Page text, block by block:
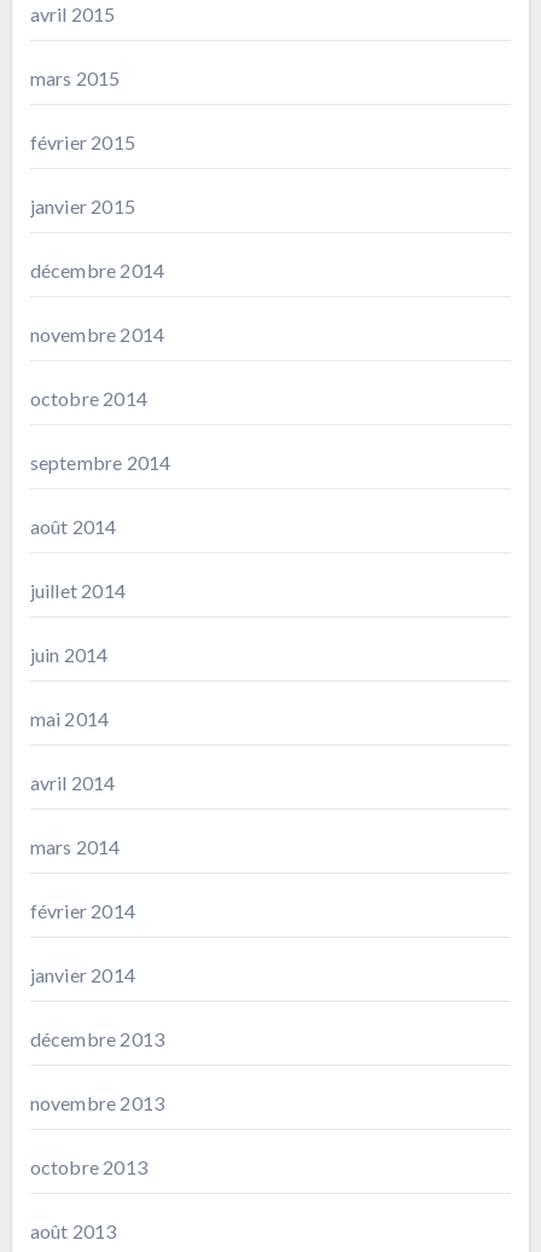
avril 2015
mars 2015
février 2015
janvier 2015
décembre 2014
novembre 2014
octobre 2014
septembre 2014
août 2014
juillet 2014
juin 2014
mai 2014
avril 2014
mars 2014
février 2014
janvier 2014
décembre 2013
novembre 2013
octobre 2013
août 2013